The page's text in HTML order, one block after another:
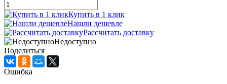
Купить в 1 клик
Нашли дешевле
Рассчитать доставку
Недоступно
Поделиться
Ошибка